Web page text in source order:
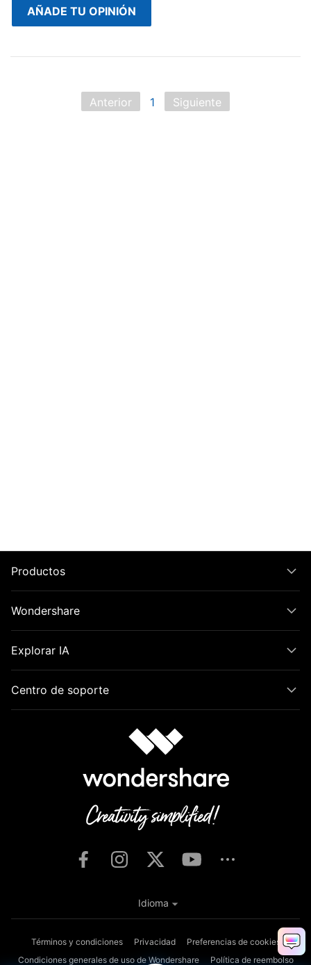
AÑADE TU OPINIÓN
Anterior 1 Siguiente
Productos
Wondershare
Explorar IA
Centro de soporte
Términos y condiciones Privacidad
Preferencias de cookies
Condiciones generales de uso de Wondershare
Política de reembolso
Idioma